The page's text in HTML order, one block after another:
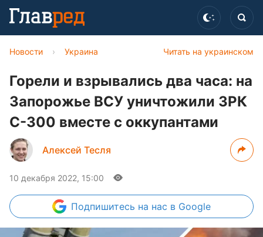
Читать на украинском
Новости › Украина
Горели и взрывались два часа: на
Запорожье ВСУ уничтожили ЗРК
С-300 вместе с оккупантами
Алексей Тесля
10 декабря 2022, 15:00
Подпишитесь на нас в Google